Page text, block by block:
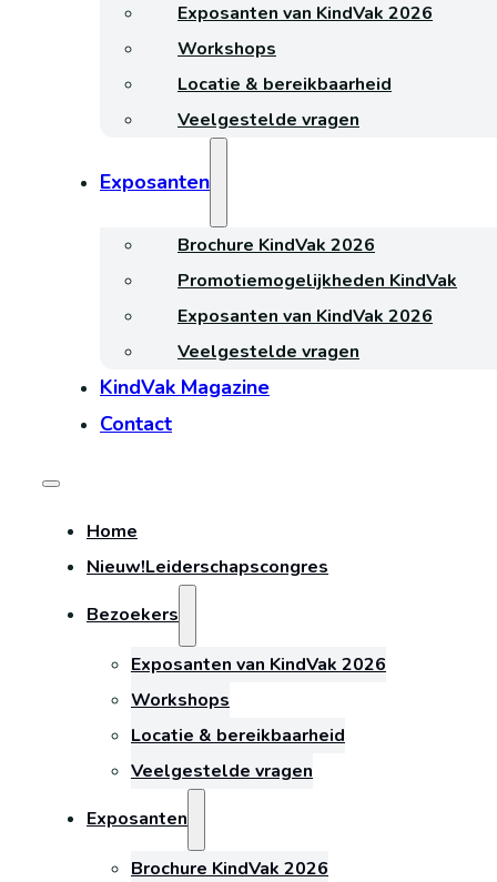
Exposanten van KindVak 2026
Workshops
Locatie & bereikbaarheid
Veelgestelde vragen
Exposanten
Brochure KindVak 2026
Promotiemogelijkheden KindVak
Exposanten van KindVak 2026
Veelgestelde vragen
KindVak Magazine
Contact
Home
Nieuw!Leiderschapscongres
Bezoekers
Exposanten van KindVak 2026
Workshops
Locatie & bereikbaarheid
Veelgestelde vragen
Exposanten
Brochure KindVak 2026